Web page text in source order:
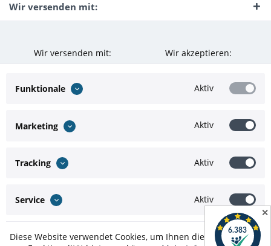
✕
Wir versenden mit:
Wir versenden mit: Wir akzeptieren:
Funktionale Aktiv
Marketing Aktiv
Tracking Aktiv
Service Aktiv
Diese Website verwendet Cookies, um Ihnen die bestmögliche